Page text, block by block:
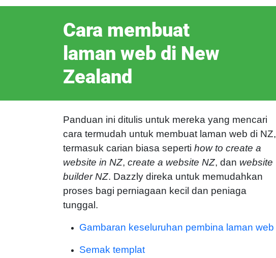
Cara membuat
laman web di New
Zealand
Panduan ini ditulis untuk mereka yang mencari
cara termudah untuk membuat laman web di NZ,
termasuk carian biasa seperti how to create a
website in NZ, create a website NZ, dan website
builder NZ. Dazzly direka untuk memudahkan
proses bagi perniagaan kecil dan peniaga
tunggal.
Gambaran keseluruhan pembina laman web
Semak templat